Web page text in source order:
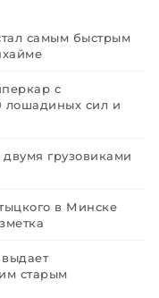
самым быстрым
с
лошадиных сил и
грузовиками
в Минске
старым